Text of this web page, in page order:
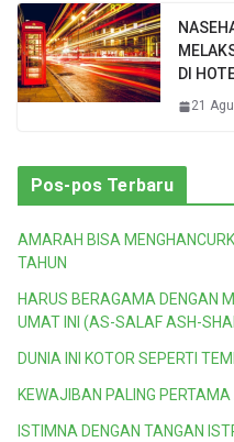
DI
21
Pos-pos Terbaru
AMARAH BISA
TAHUN
HARUS BERAGAMA DENGAN
UMAT INI (AS-SALAF ASH-
DUNIA INI KOTOR SEPERTI
KEWAJIBAN PALING
ISTIMNA DENGAN TANGAN